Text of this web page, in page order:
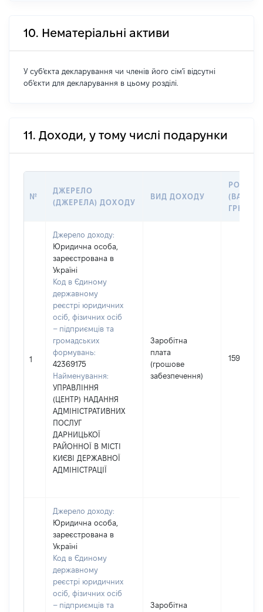
10. Нематеріальні активи
У суб'єкта декларування чи членів його сім'ї відсутні
об'єкти для декларування в цьому розділі.
11. Доходи, у тому числі подарунки
№
ДЖЕРЕЛО
(ДЖЕРЕЛА) ДОХОДУ
ВИД ДОХОДУ
РОЗМІР
ГРН
1
Джерело доходу:
Юридична особа,
зареєстрована в
Україні
Код в Єдиному
державному
реєстрі юридичних
осіб, фізичних осіб
– підприємців та
громадських
формувань:
42369175
Найменування:
УПРАВЛІННЯ
(ЦЕНТР) НАДАННЯ
АДМІНІСТРАТИВНИХ
ПОСЛУГ
ДАРНИЦЬКОЇ
РАЙОННОЇ В МІСТІ
КИЄВІ ДЕРЖАВНОЇ
АДМІНІСТРАЦІЇ
Заробітна
плата
(грошове
забезпечення)
159633
Джерело доходу:
Юридична особа,
зареєстрована в
Україні
Код в Єдиному
державному
реєстрі юридичних
осіб, фізичних осіб
– підприємців та
Заробітна